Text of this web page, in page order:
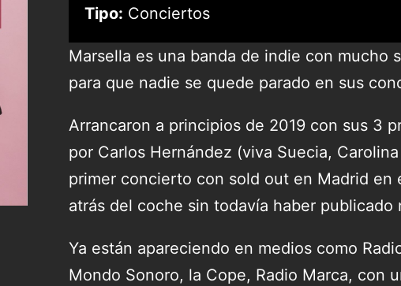
Tipo: Conciertos
Marsella es una banda de indie con mucho
para que nadie se quede parado en sus
Arrancaron a principios de 2019 con sus 3
por Carlos Hernández (viva Suecia,
primer concierto con sold out en Madrid en
atrás del coche sin todavía haber publicado
Ya están apareciendo en medios como
Mondo Sonoro, la Cope, Radio Marca, con